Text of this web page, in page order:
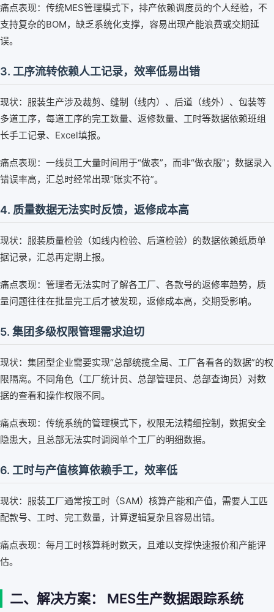
痛点表现：传统MES管理模式下，排产依赖调度员的个人经验，不
支持复杂的BOM，缺乏系统化支撑，容易出现产能浪费或交期延
误。
3. 工序流转依赖人工记录，效率低易出错
现状：服装生产涉及裁剪、缝制（线内）、后道（线外）、包装等
多道工序，每道工序的完工数量、返修数量、工时等数据依赖班组
长手工记录、Excel填报。
痛点表现：一线员工大量时间用于“做表”，而非“做衣服”；数据录入
错误率高，汇总时经常出现“账实不符”。
4. 质量数据无法实时反馈，返修成本高
现状：服装质量检验（如线内检验、后道检验）的数据依赖纸质单
据记录，汇总再定期上报。
痛点表现：管理者无法实时了解各工厂、各款号的返修率趋势，质
量问题往往在批量完工后才被发现，返修成本高，交期受影响。
5. 集团多级权限管理需求迫切
现状：集团型企业需要实现“总部统揽全局、工厂各看各的数据”的权
限隔离。不同角色（工厂统计员、总部管理员、总部查询员）对数
据的查看和操作权限不同。
痛点表现：传统系统的管理模式下，权限无法精细控制，数据安全
隐患大，且总部无法实时调阅单个工厂的明细数据。
6. 工时与产值核算依赖手工，效率低
现状：服装工厂通常按工时（SAM）核算产能和产值，需要人工匹
配款号、工时、完工数量，计算逻辑复杂且容易出错。
痛点表现：每月工时核算耗时数天，且难以支撑快速报价和产能评
估。
二、解决方案： MES生产数据跟踪系统